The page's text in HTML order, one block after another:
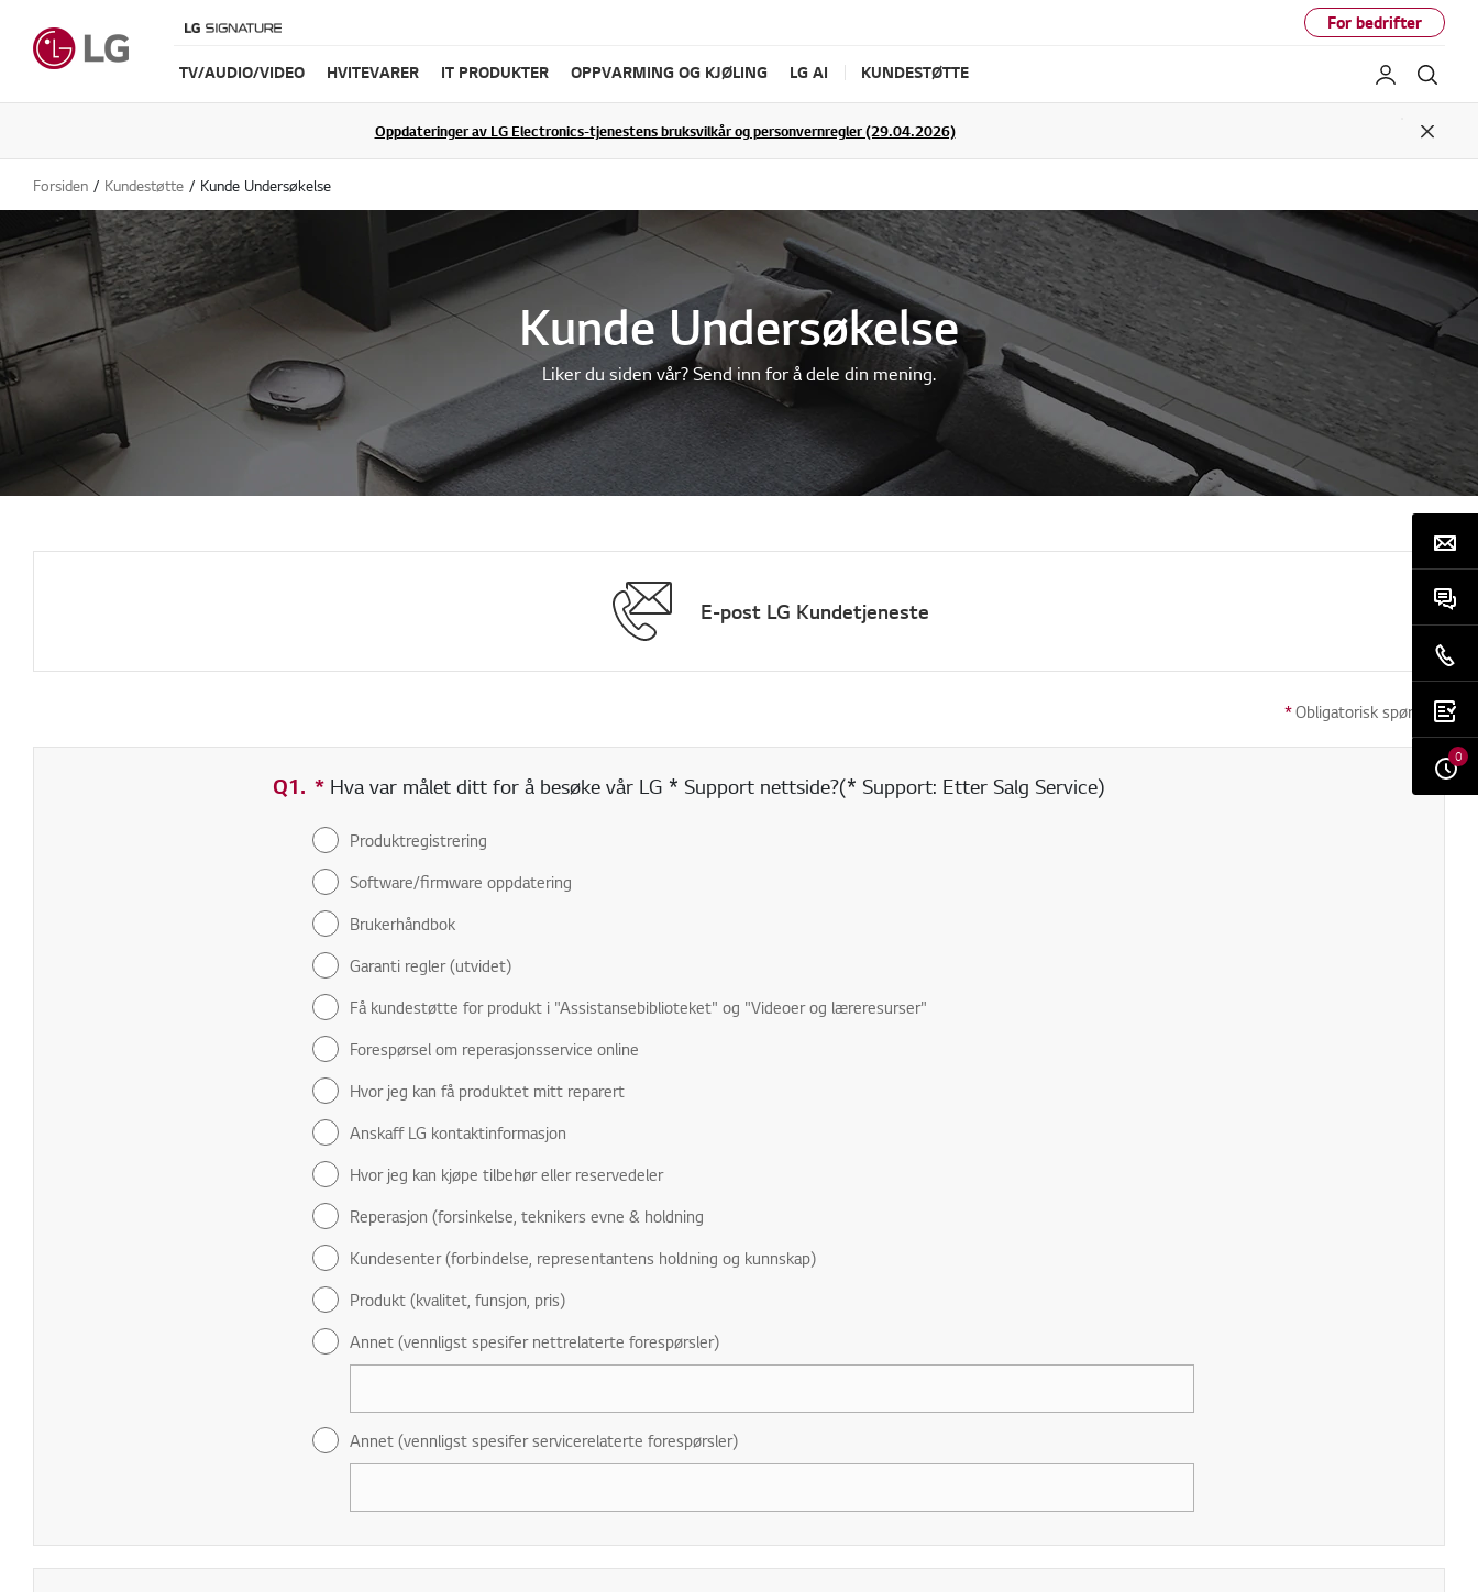
For bedrifter
TV/AUDIO/VIDEO HVITEVARER IT PRODUKTER OPPVARMING OG KJØLING LG AI KUNDESTØTTE My LG
Oppdateringer av LG Electronics-tjenestens bruksvilkår og personvernregler (29.04.2026)
Close
Forsiden Kundestøtte Kunde Undersøkelse
Kunde Undersøkelse
Liker du siden vår? Send inn for å dele din mening.
E-post LG Kundetjeneste
*Obligatorisk spørsmål
Q1. * Obligatorisk felt
Hva var målet ditt for å besøke vår LG * Support nettside?(* Support: Etter Salg Service)
Produktregistrering
Software/firmware oppdatering
Brukerhåndbok
Garanti regler (utvidet)
Få kundestøtte for produkt i "Assistansebiblioteket" og "Videoer og læreresurser"
Forespørsel om reperasjonsservice online
Hvor jeg kan få produktet mitt reparert
Anskaff LG kontaktinformasjon
Hvor jeg kan kjøpe tilbehør eller reservedeler
Reperasjon (forsinkelse, teknikers evne & holdning
Kundesenter (forbindelse, representantens holdning og kunnskap)
Produkt (kvalitet, funsjon, pris)
Annet (vennligst spesifer nettrelaterte forespørsler)
Annet (vennligst spesifer servicerelaterte forespørsler)
0